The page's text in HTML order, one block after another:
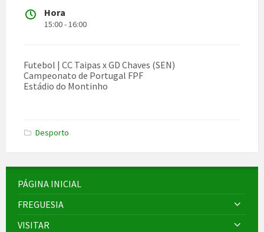
Hora
15:00 - 16:00
Futebol | CC Taipas x GD Chaves (SEN)
Campeonato de Portugal FPF
Estádio do Montinho
Desporto
PÁGINA INICIAL
FREGUESIA
VISITAR